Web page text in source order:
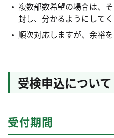
複数部数希望の場合は、
封し、分かるようにしてく
順次対応しますが、余裕
受検申込について
受付期間